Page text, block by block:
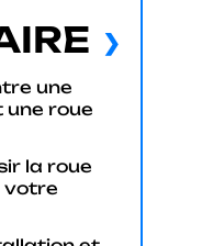
une
une roue
la roue
votre